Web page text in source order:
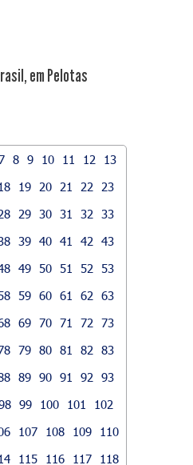
em Pelotas
8 9 10 11 12
13
19 20 21 22
23
29 30 31 32
33
39 40 41 42
43
49 50 51 52
53
59 60 61 62
63
69 70 71 72
73
79 80 81 82
83
89 90 91 92
93
99 100 101
102
107 108 109
110
115 116 117
118